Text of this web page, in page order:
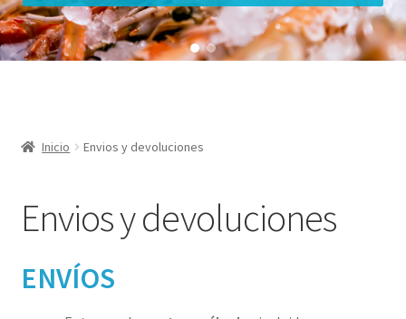
Contacto
Inicio Envios y devoluciones
Envios y devoluciones
ENVÍOS